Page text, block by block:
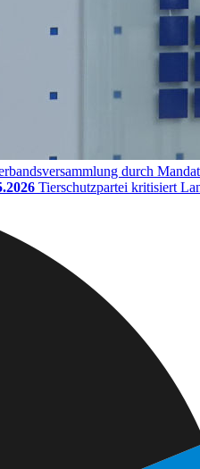
durch
Tierschutzpartei kritisiert